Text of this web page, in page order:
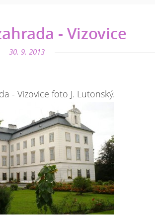
- Vizovice
30. 9. 2013
- Vizovice foto J. Lutonský.